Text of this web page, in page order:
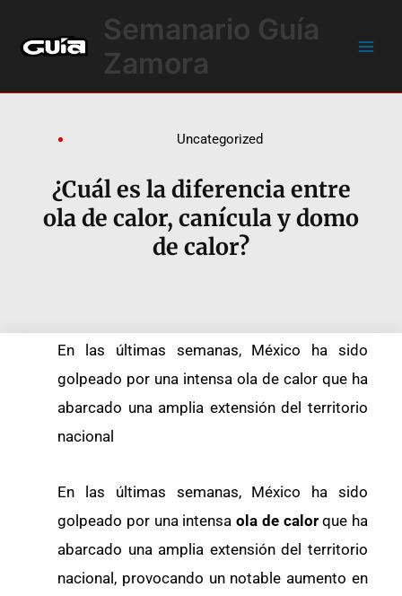
contenido
Semanario Guía
Zamora
Uncategorized
¿Cuál es la diferencia entre
ola de calor, canícula y domo
de calor?
En las últimas semanas, México ha sido
golpeado por una intensa ola de calor que ha
abarcado una amplia extensión del territorio
nacional
En las últimas semanas, México ha sido
golpeado por una intensa ola de calorque ha
abarcado una amplia extensión del territorio
nacional, provocando un notable aumento en